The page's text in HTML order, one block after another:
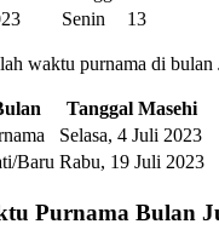
Senin 13
waktu purnama di bulan
Tanggal Masehi
Selasa, 4 Juli 2023
Baru Rabu, 19 Juli 2023
Purnama Bulan